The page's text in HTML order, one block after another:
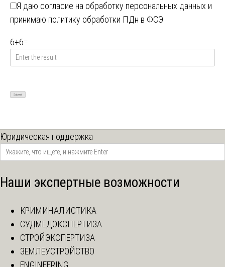
Я даю согласие на обработку персональных данных и
принимаю политику обработки ПДн в ФСЭ
6+6=
Юридическая поддержка
Наши экспертные возможности
КРИМИНАЛИСТИКА
СУДМЕДЭКСПЕРТИЗА
СТРОЙЭКСПЕРТИЗА
ЗЕМЛЕУСТРОЙСТВО
ENGINEERING